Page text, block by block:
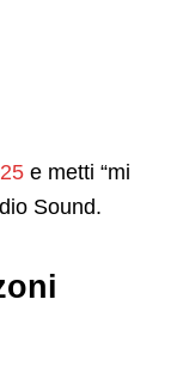
e metti “mi
Sound.